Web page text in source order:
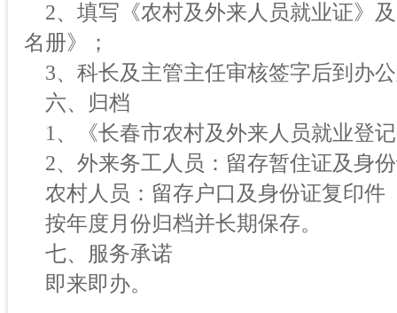
2、填写《农村及外来人员就业证》
名册》；
3、科长及主管主任审核签字后到办
六、归档
1、《长春市农村及外来人员就业登
2、外来务工人员：留存暂住证及身
农村人员：留存户口及身份证复印件
按年度月份归档并长期保存。
七、服务承诺
即来即办。